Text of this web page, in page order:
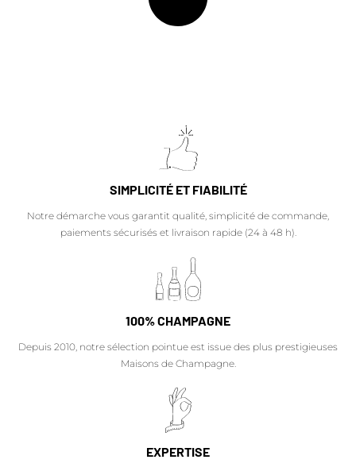
SIMPLICITÉ ET FIABILITÉ
Notre démarche vous garantit qualité, simplicité de commande,
paiements sécurisés et livraison rapide (24 à 48 h).
100% CHAMPAGNE
Depuis 2010, notre sélection pointue est issue des plus prestigieuses
Maisons de Champagne.
EXPERTISE